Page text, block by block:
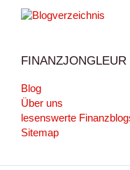
FINANZJONGLEUR
Blog
Über uns
lesenswerte
Sitemap